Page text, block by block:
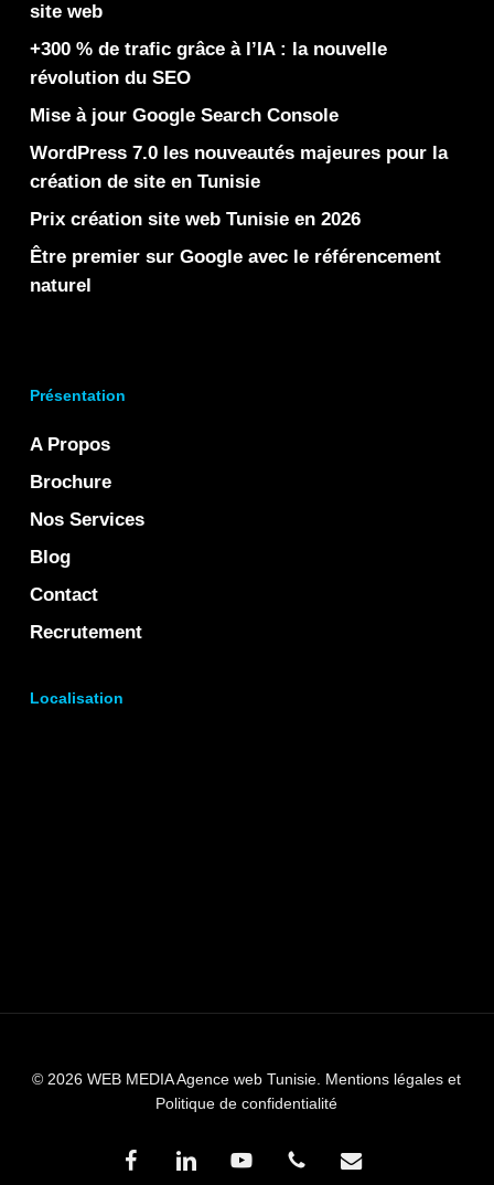
site web
+300 % de trafic grâce à l’IA : la nouvelle
révolution du SEO
Mise à jour Google Search Console
WordPress 7.0 les nouveautés majeures pour la
création de site en Tunisie
Prix création site web Tunisie en 2026
Être premier sur Google avec le référencement
naturel
Présentation
A Propos
Brochure
Nos Services
Blog
Contact
Recrutement
Localisation
© 2026 WEB MEDIA Agence web Tunisie. Mentions légales et
Politique de confidentialité
facebooklinkedin youtube phone email